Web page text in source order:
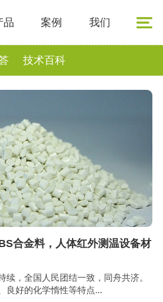
品 案例 我们
技术百科
合金料，人体红外测温设备材
续，全国人民团结一致，同舟共济。
良好的化学惰性等特点...